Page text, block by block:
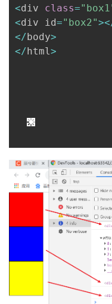
<div class=
<div id="box2"><
</body>
</html >